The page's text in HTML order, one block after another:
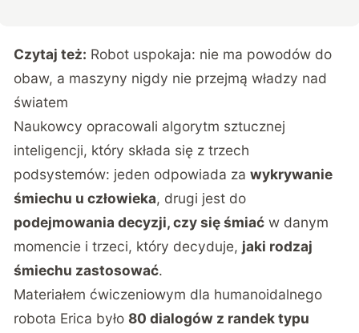
Czytaj też: Robot uspokaja: nie ma powodów do
obaw, a maszyny nigdy nie przejmą władzy nad
światem
Naukowcy opracowali algorytm sztucznej
inteligencji, który składa się z trzech
podsystemów: jeden odpowiada zawykrywanie
śmiechu u człowieka, drugi jest do
podejmowania decyzji, czy się śmiać w danym
momencie i trzeci, który decyduje, jaki rodzaj
śmiechu zastosować.
Materiałem ćwiczeniowym dla humanoidalnego
robota Erica było 80 dialogów z randek typu